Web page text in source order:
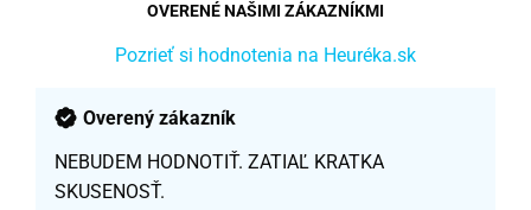
OVERENÉ NAŠIMI ZÁKAZNÍKMI
Pozrieť si hodnotenia na Heuréka.sk
Overený zákazník
NEBUDEM HODNOTIŤ. ZATIAĽ KRATKA
SKUSENOSŤ.